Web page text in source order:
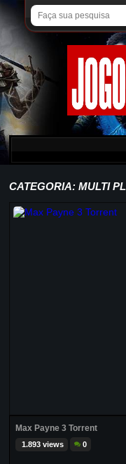
CATEGORIA: MULTI
Max Payne 3 Torrent
1.893 views 0